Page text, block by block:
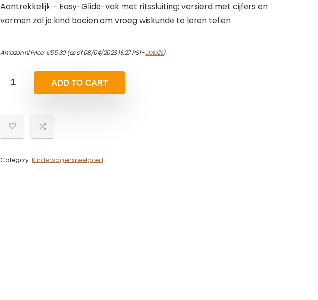
Aantrekkelijk – Easy-Glide-vak met ritssluiting; versierd met cijfers en
vormen zal je kind boeien om vroeg wiskunde te leren tellen
Amazon.nl Price:€55.30(as of 08/04/2023 16:27 PST-Details)
ADD TO CART
Category: Kinderwagenspeelgoed